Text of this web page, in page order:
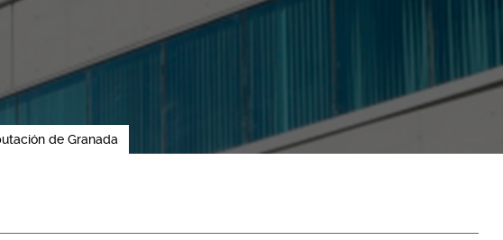
de Granada